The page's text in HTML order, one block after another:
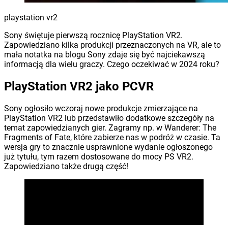
playstation vr2
Sony świętuje pierwszą rocznicę PlayStation VR2.
Zapowiedziano kilka produkcji przeznaczonych na VR, ale to
mała notatka na blogu Sony zdaje się być najciekawszą
informacją dla wielu graczy. Czego oczekiwać w 2024 roku?
PlayStation VR2 jako PCVR
Sony ogłosiło wczoraj nowe produkcje zmierzające na
PlayStation VR2 lub przedstawiło dodatkowe szczegóły na
temat zapowiedzianych gier. Zagramy np. w Wanderer: The
Fragments of Fate, które zabierze nas w podróż w czasie. Ta
wersja gry to znacznie usprawnione wydanie ogłoszonego
już tytułu, tym razem dostosowane do mocy PS VR2.
Zapowiedziano także drugą część!